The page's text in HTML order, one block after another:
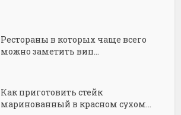
Рестораны в которых чаще всего
можно заметить вип...
Как приготовить стейк
маринованный в красном сухом...